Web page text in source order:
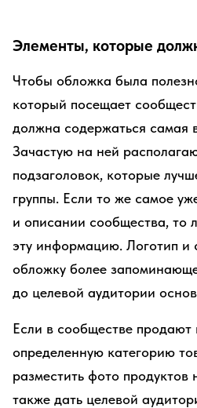
Элементы, которые
Чтобы обложка была
который посещает
должна содержаться самая
Зачастую на ней
подзаголовок, которые
группы. Если то же самое
и описании сообщества, то
эту информацию. Логотип и
обложку более
до целевой аудитории
Если в сообществе продают
определенную категорию
разместить фото
также дать целевой